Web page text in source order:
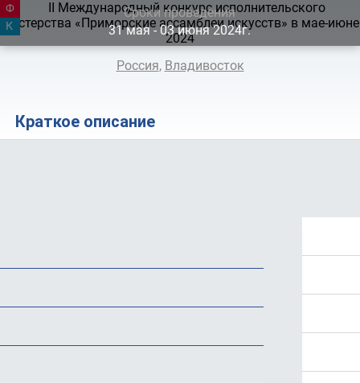
Сроки проведения
31мая‐ 03июня 2024г.
ФЕСТИВАЛЬ
КАНИКУЛЫ
Россия, Владивосток
Краткое описание